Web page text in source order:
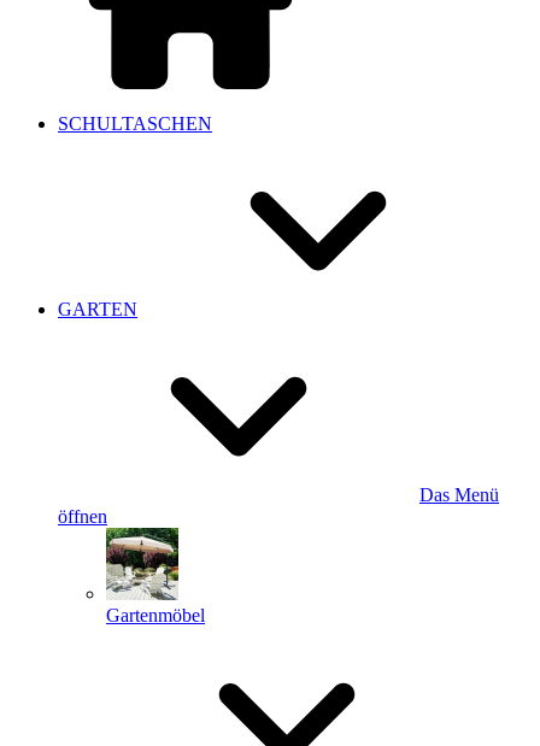
SCHULTASCHEN
GARTEN
Das Menü
öffnen
Gartenmöbel